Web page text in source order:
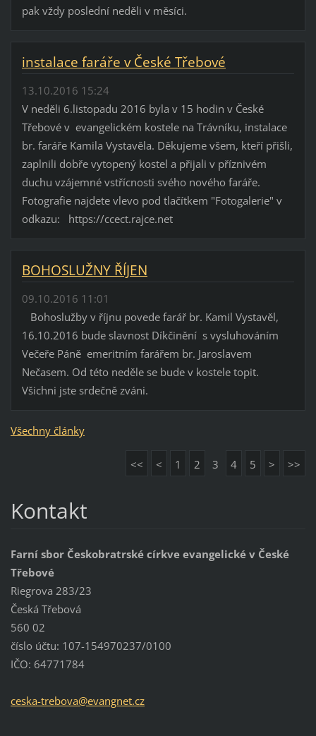
pak vždy poslední neděli v měsíci.
instalace faráře v České Třebové
13.10.2016 15:24
V neděli 6.listopadu 2016 byla v 15 hodin v České
Třebové v evangelickém kostele na Trávníku, instalace
br. faráře Kamila Vystavěla. Děkujeme všem, kteří přišli,
zaplnili dobře vytopený kostel a přijali v příznivém
duchu vzájemné vstřícnosti svého nového faráře.
Fotografie najdete vlevo pod tlačítkem "Fotogalerie" v
odkazu: https://ccect.rajce.net
BOHOSLUŽNY ŘÍJEN
09.10.2016 11:01
Bohoslužby v říjnu povede farář br. Kamil Vystavěl,
16.10.2016 bude slavnost Díkčinění s vysluhováním
Večeře Páně emeritním farářem br. Jaroslavem
Nečasem. Od této neděle se bude v kostele topit.
Všichni jste srdečně zváni.
Všechny články
<< < 1 2 3 4 5 > >>
Kontakt
Farní sbor Českobratrské církve evangelické v České
Třebové
Riegrova 283/23
Česká Třebová
560 02
číslo účtu: 107-154970237/0100
IČO: 64771784
ceska-trebova@evangnet.cz